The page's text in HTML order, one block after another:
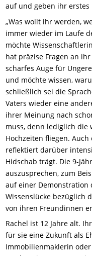
auf und geben ihr
„Was wollt ihr werden,
immer wieder im Laufe
möchte
hat präzise Fragen an
scharfes Auge für
und möchte wissen,
schließlich sei die
Vaters wieder eine
ihrer Meinung nach
muss, denn lediglich
Hochzeiten fliegen.
reflektiert darüber
Hidschab trägt. Die 9-
auszusprechen, zum
auf einer Demonstration
Wissenslücke bezüglich
von ihren Freundinnen
Rachel ist 12 Jahre alt.
für sie eine Zukunft als
Immobilienmaklerin